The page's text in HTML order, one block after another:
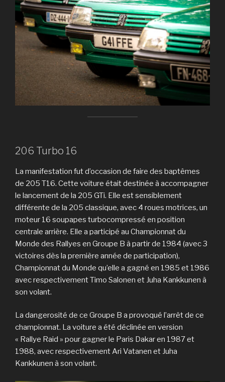
206 Turbo 16
La manifestation fut d’occasion de faire des baptêmes
de 205 T16. Cette voiture était destinée à accompagner
le lancement de la 205 GTi. Elle est sensiblement
différente de la 205 classique, avec 4 roues motrices, un
moteur 16 soupapes turbocompressé en position
centrale arrière. Elle a participé au Championnat du
Monde des Rallyes en Groupe B à partir de 1984 (avec 3
victoires dès la première année de participation),
Championnat du Monde qu’elle a gagné en 1985 et 1986
avec respectivement Timo Salonen et Juha Kankkunen à
son volant.
La dangerosité de ce Groupe B a provoqué l’arrêt de ce
championnat. La voiture a été déclinée en version
« Rallye Raid » pour gagner le Paris Dakar en 1987 et
1988, avec respectivement Ari Vatanen et Juha
Kankkunen à son volant.